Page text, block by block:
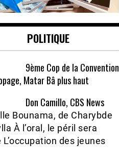
POLITIQUE
9ème Cop de la Convention
Matar Bâ plus haut
Don Camillo, CBS News
Bounama, de Charybde
À l’oral, le péril sera
L’occupation des jeunes